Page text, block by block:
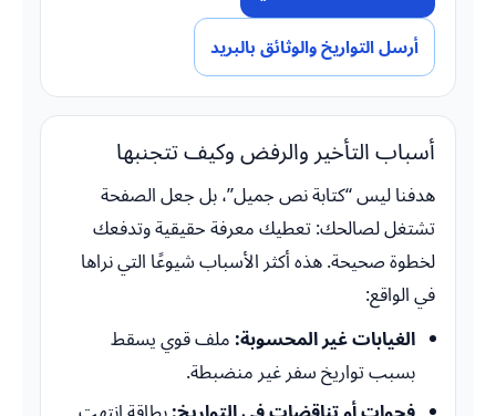
أرسل التواريخ والوثائق بالبريد
أسباب التأخير والرفض وكيف تتجنبها
هدفنا ليس “كتابة نص جميل”، بل جعل الصفحة
تشتغل لصالحك: تعطيك معرفة حقيقية وتدفعك
لخطوة صحيحة. هذه أكثر الأسباب شيوعًا التي نراها
في الواقع:
الغيابات غير المحسوبة: ملف قوي يسقط
بسبب تواريخ سفر غير منضبطة.
فجوات أو تناقضات في التواريخ: بطاقة انتهت